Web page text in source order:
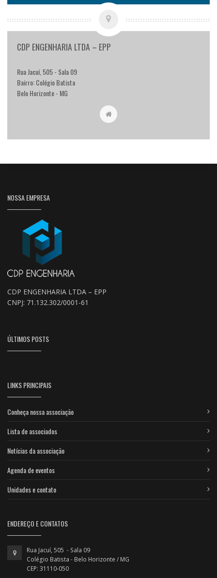
CDP ENGENHARIA LTDA – EPP
Rua Jacuí, 505 - Sala 09
Bairro: Colégio Batista
Belo Horizonte - MG
NOSSA EMPRESA
CDP ENGENHARIA LTDA – EPP
CNPJ: 71.132.302/0001-61
ÚLTIMOS POSTS
LINKS PRINCIPAIS
Conheça nossa associação
Lista de associados
Notícias da associação
Agenda de eventos
Unidades e contato
ENDEREÇO E CONTATOS
Rua Jacuí, 505 - Sala 09
Colégio Batista - Belo Horizonte / MG
CEP: 31110-050